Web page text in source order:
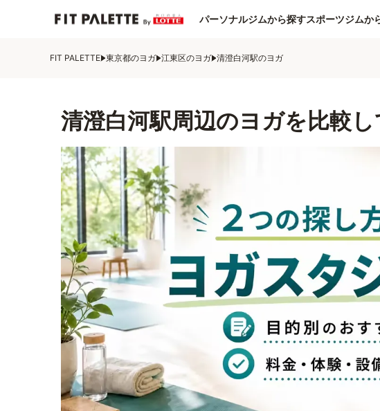
パーソナルジムから探すスポーツジムか
FIT PALETTE 東京都のヨガ 江東区のヨガ 清澄白河駅のヨガ
清澄白河駅周辺のヨガを比較